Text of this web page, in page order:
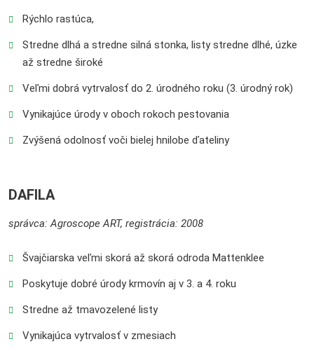
Rýchlo rastúca,
Stredne dlhá a stredne silná stonka, listy stredne dlhé, úzke
až stredne široké
Veľmi dobrá vytrvalosť do 2. úrodného roku (3. úrodný rok)
Vynikajúce úrody v oboch rokoch pestovania
Zvýšená odolnosť voči bielej hnilobe ďateliny
DAFILA
správca: Agroscope ART, registrácia: 2008
Švajčiarska veľmi skorá až skorá odroda Mattenklee
Poskytuje dobré úrody krmovín aj v 3. a 4. roku
Stredne až tmavozelené listy
Vynikajúca vytrvalosť v zmesiach